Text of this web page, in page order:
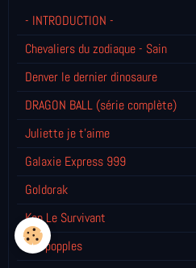
- INTRODUCTION -
Chevaliers du zodiaque - Sain
Denver le dernier dinosaure
DRAGON BALL (série complète)
Juliette je t’aime
Galaxie Express 999
Goldorak
Ken Le Survivant
Les popples